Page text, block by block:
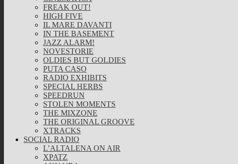
FREAK OUT!
HIGH FIVE
IL MARE DAVANTI
IN THE BASEMENT
JAZZ ALARM!
NOVESTORIE
OLDIES BUT GOLDIES
PUTA CASO
RADIO EXHIBITS
SPECIAL HERBS
SPEEDRUN
STOLEN MOMENTS
THE MIXZONE
THE ORIGINAL GROOVE
XTRACKS
SOCIAL RADIO
L’ALTALENA ON AIR
XPATZ